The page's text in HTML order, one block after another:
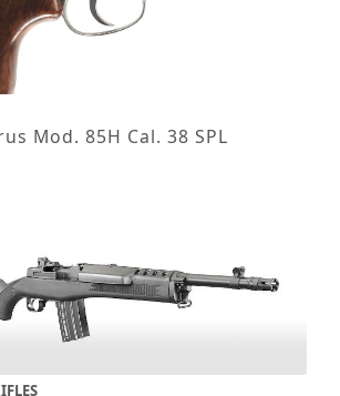
Mod. 85H Cal. 38 SPL